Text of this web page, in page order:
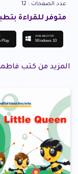
عدد الصفحات : 12
متوفر للقراءة
Play
AVAILABLE FOR
Windows 10
المزيد من كتب